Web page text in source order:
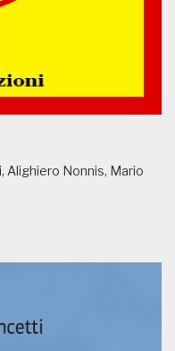
Alighiero Nonnis, Mario